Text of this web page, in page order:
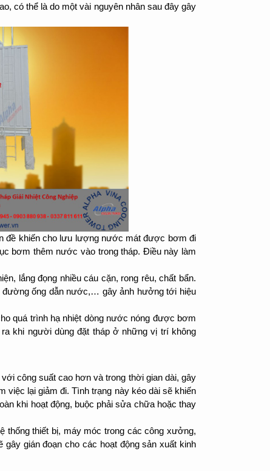
có thể là do một vài nguyên nhân sau đây gây
đề khiến cho lưu lượng nước mát được bơm đi
bơm thêm nước vào trong tháp. Điều này làm
lắng đọng nhiều cáu cặn, rong rêu, chất bẩn.
đường ống dẫn nước,… gây ảnh hưởng tới hiệu
quá trình hạ nhiệt dòng nước nóng được bơm
khi người dùng đặt tháp ở những vị trí không
công suất cao hơn và trong thời gian dài, gây
việc lại giảm đi. Tình trạng này kéo dài sẽ khiến
khi hoạt động, buộc phải sửa chữa hoặc thay
thống thiết bị, máy móc trong các công xưởng,
gián đoạn cho các hoạt động sản xuất kinh